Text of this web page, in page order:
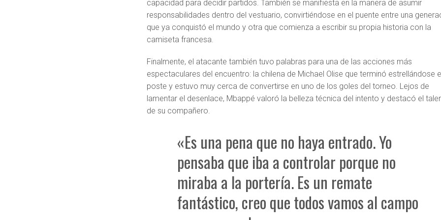
capacidad para decidir partidos. También se manifiesta en la manera de asumir
responsabilidades dentro del vestuario, convirtiéndose en el puente entre una
que ya conquistó el mundo y otra que comienza a escribir su propia historia con la
camiseta francesa.
Finalmente, el atacante también tuvo palabras para una de las acciones más
espectaculares del encuentro: la chilena de Michael Olise que terminó estrellándose
poste y estuvo muy cerca de convertirse en uno de los goles del torneo. Lejos de
lamentar el desenlace, Mbappé valoró la belleza técnica del intento y destacó el
de su compañero.
«Es una pena que no haya entrado. Yo
pensaba que iba a controlar porque no
miraba a la portería. Es un remate
fantástico, creo que todos vamos al campo